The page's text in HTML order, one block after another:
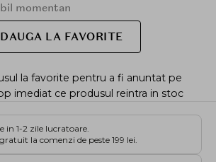
momentan
LA FAVORITE
la favorite pentru a fi anuntat pe
imediat ce produsul reintra in stoc
in 1-2 zile lucratoare.
la comenzi de peste 199 lei.